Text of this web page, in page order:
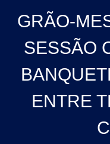
GRÃO-
SESSÃO
ENTRE